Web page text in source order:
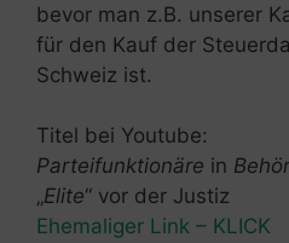
bevor man z.B. unserer
für den Kauf der
Schweiz ist.
Titel bei Youtube:
Parteifunktionäre in
„Elite“ vor der Justiz
Ehemaliger Link – KLICK